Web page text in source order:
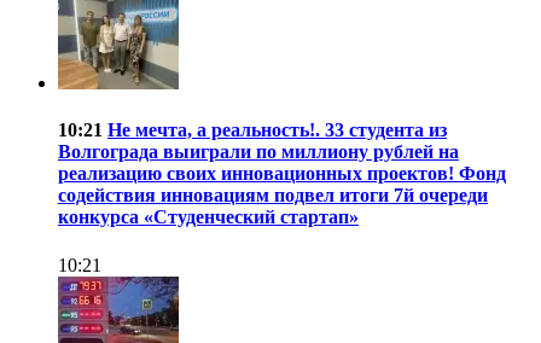
10:21 Не мечта, а реальность!. 33 студента из
Волгограда выиграли по миллиону рублей на
реализацию своих инновационных проектов! Фонд
содействия инновациям подвел итоги 7й очереди
конкурса «Студенческий стартап»
10:21